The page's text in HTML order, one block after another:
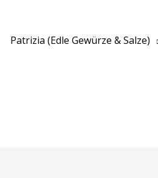
Patrizia (Edle Gewürze & Salze)